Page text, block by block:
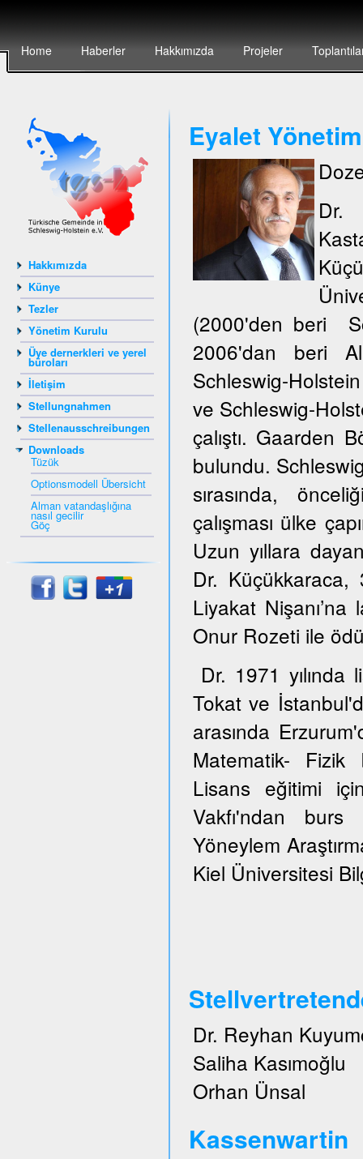
Home Haberler Hakkımızda Projeler
Hakkımızda
Künye
Tezler
Yönetim Kurulu
Üye dernerkleri ve yerel
büroları
İletişim
Stellungnahmen
Stellenausschreibungen
Downloads
Tüzük
Optionsmodell Übersicht
Alman vatandaşlığına
nasıl gecilir
Göç
Eyalet
Dr.
(2000'den beri
2006'dan beri
Schleswig-
ve Schleswig-
çalıştı. Gaarden
bulundu.
sırasında,
çalışması ülke
Uzun yıllara
Dr.
Liyakat
Onur Rozeti ile
Dr. 1971
Tokat ve
arasında
Matematik-
Lisans eğitimi
Vakfı'ndan burs
Yöneylem
Kiel Üniversitesi
Dr. Reyhan
Saliha Kasımoğlu
Orhan Ünsal
Kassenwartin